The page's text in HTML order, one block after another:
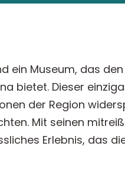
ein Museum, das
bietet. Dieser
der Region
Mit seinen
Erlebnis, das